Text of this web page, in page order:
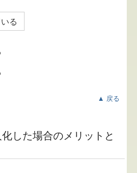
る
▲ 戻る
した場合のメリットと